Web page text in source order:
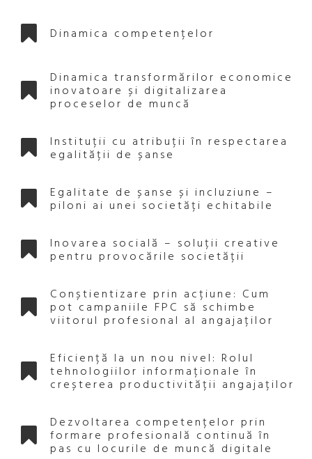
Dinamica competențelor
Dinamica transformărilor economice
inovatoare și digitalizarea
proceselor de muncă
Instituții cu atribuții în respectarea
egalității de șanse
Egalitate de șanse și incluziune –
piloni ai unei societăți echitabile
Inovarea socială – soluții creative
pentru provocările societății
Conștientizare prin acțiune: Cum
pot campaniile FPC să schimbe
viitorul profesional al angajaților
Eficiență la un nou nivel: Rolul
tehnologiilor informaționale în
creșterea productivității angajaților
Dezvoltarea competențelor prin
formare profesională continuă în
pas cu locurile de muncă digitale